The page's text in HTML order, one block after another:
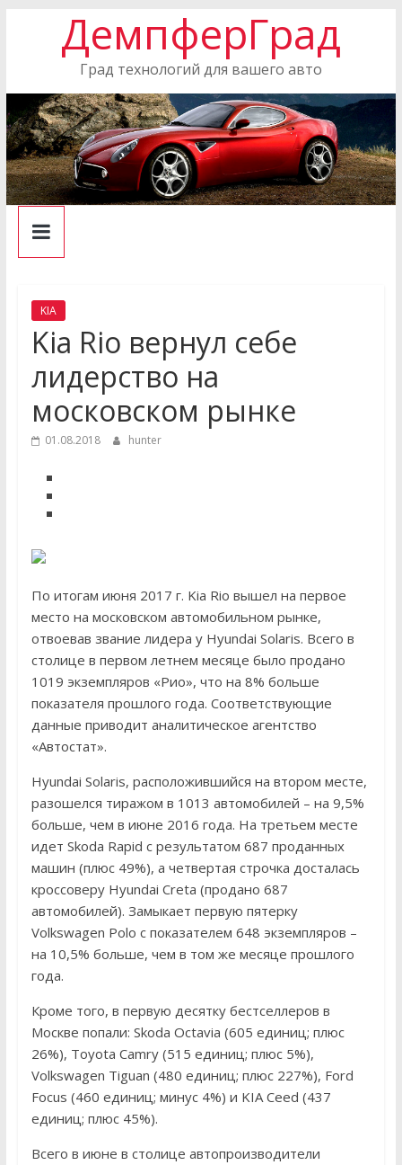
ДемпферГрад
Град технологий для вашего авто
KIA
Kia Rio вернул себе
лидерство на
московском рынке
01.08.2018 hunter
По итогам июня 2017 г. Kia Rio вышел на первое
место на московском автомобильном рынке,
отвоевав звание лидера у Hyundai Solaris. Всего в
столице в первом летнем месяце было продано
1019 экземпляров «Рио», что на 8% больше
показателя прошлого года. Соответствующие
данные приводит аналитическое агентство
«Автостат».
Hyundai Solaris, расположившийся на втором месте,
разошелся тиражом в 1013 автомобилей – на 9,5%
больше, чем в июне 2016 года. На третьем месте
идет Skoda Rapid с результатом 687 проданных
машин (плюс 49%), а четвертая строчка досталась
кроссоверу Hyundai Creta (продано 687
автомобилей). Замыкает первую пятерку
Volkswagen Polo с показателем 648 экземпляров –
на 10,5% больше, чем в том же месяце прошлого
года.
Кроме того, в первую десятку бестселлеров в
Москве попали: Skoda Octavia (605 единиц; плюс
26%), Toyota Camry (515 единиц; плюс 5%),
Volkswagen Tiguan (480 единиц; плюс 227%), Ford
Focus (460 единиц; минус 4%) и KIA Ceed (437
единиц; плюс 45%).
Всего в июне в столице автопроизводители